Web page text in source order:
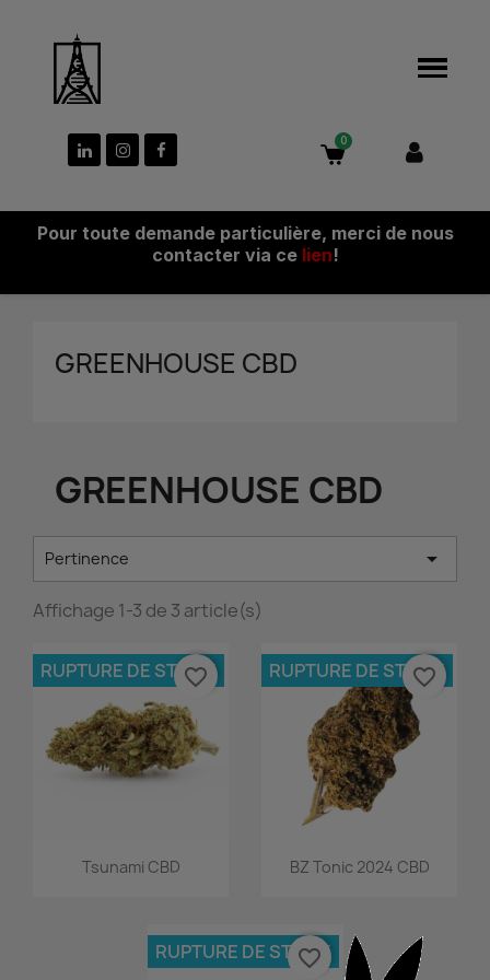
Pour toute demande particulière, merci de nous
contacter via ce lien!
GREENHOUSE CBD
GREENHOUSE CBD
Pertinence 
Affichage 1-3 de 3 article(s)
Aperçu rapide
Tsunami CBD
RUPTURE DE STOCK
favorite_border
Aperçu rapide
BZ Tonic 2024 CBD
RUPTURE DE STOCK
favorite_border
RUPTURE DE STOCK
favorite_border